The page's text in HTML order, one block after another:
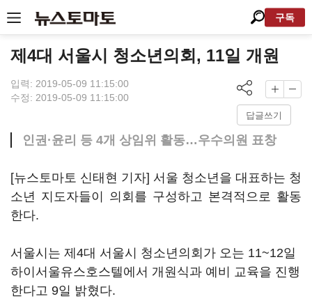
구독
제4대 서울시 청소년의회, 11일 개원
입력: 2019-05-09 11:15:00
수정: 2019-05-09 11:15:00
답글쓰기
인권·윤리 등 4개 상임위 활동…우수의원 표창
[뉴스토마토 신태현 기자] 서울 청소년을 대표하는 청
소년 지도자들이 의회를 구성하고 본격적으로 활동
한다.
서울시는 제4대 서울시 청소년의회가 오는 11~12일
하이서울유스호스텔에서 개원식과 예비 교육을 진행
한다고 9일 밝혔다.